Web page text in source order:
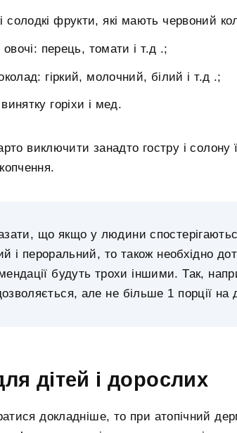
солодкі фрукти, які мають червоний
овочі: перець, томати і т.д .;
гіркий, молочний, білий і т.д .;
горіхи і мед.
виключити занадто гостру і солону
що якщо у людини
і пероральний, то також необхідно
будуть трохи іншими. Так,
але не більше 1 порції на
дітей і дорослих
докладніше, то при атопічний